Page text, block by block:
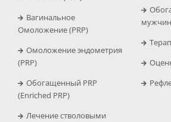
Вагинальное
Омоложение (PRP)
Омоложение эндометрия
(PRP)
Обогащенный PRP
(Enriched PRP)
Лечение стволовыми